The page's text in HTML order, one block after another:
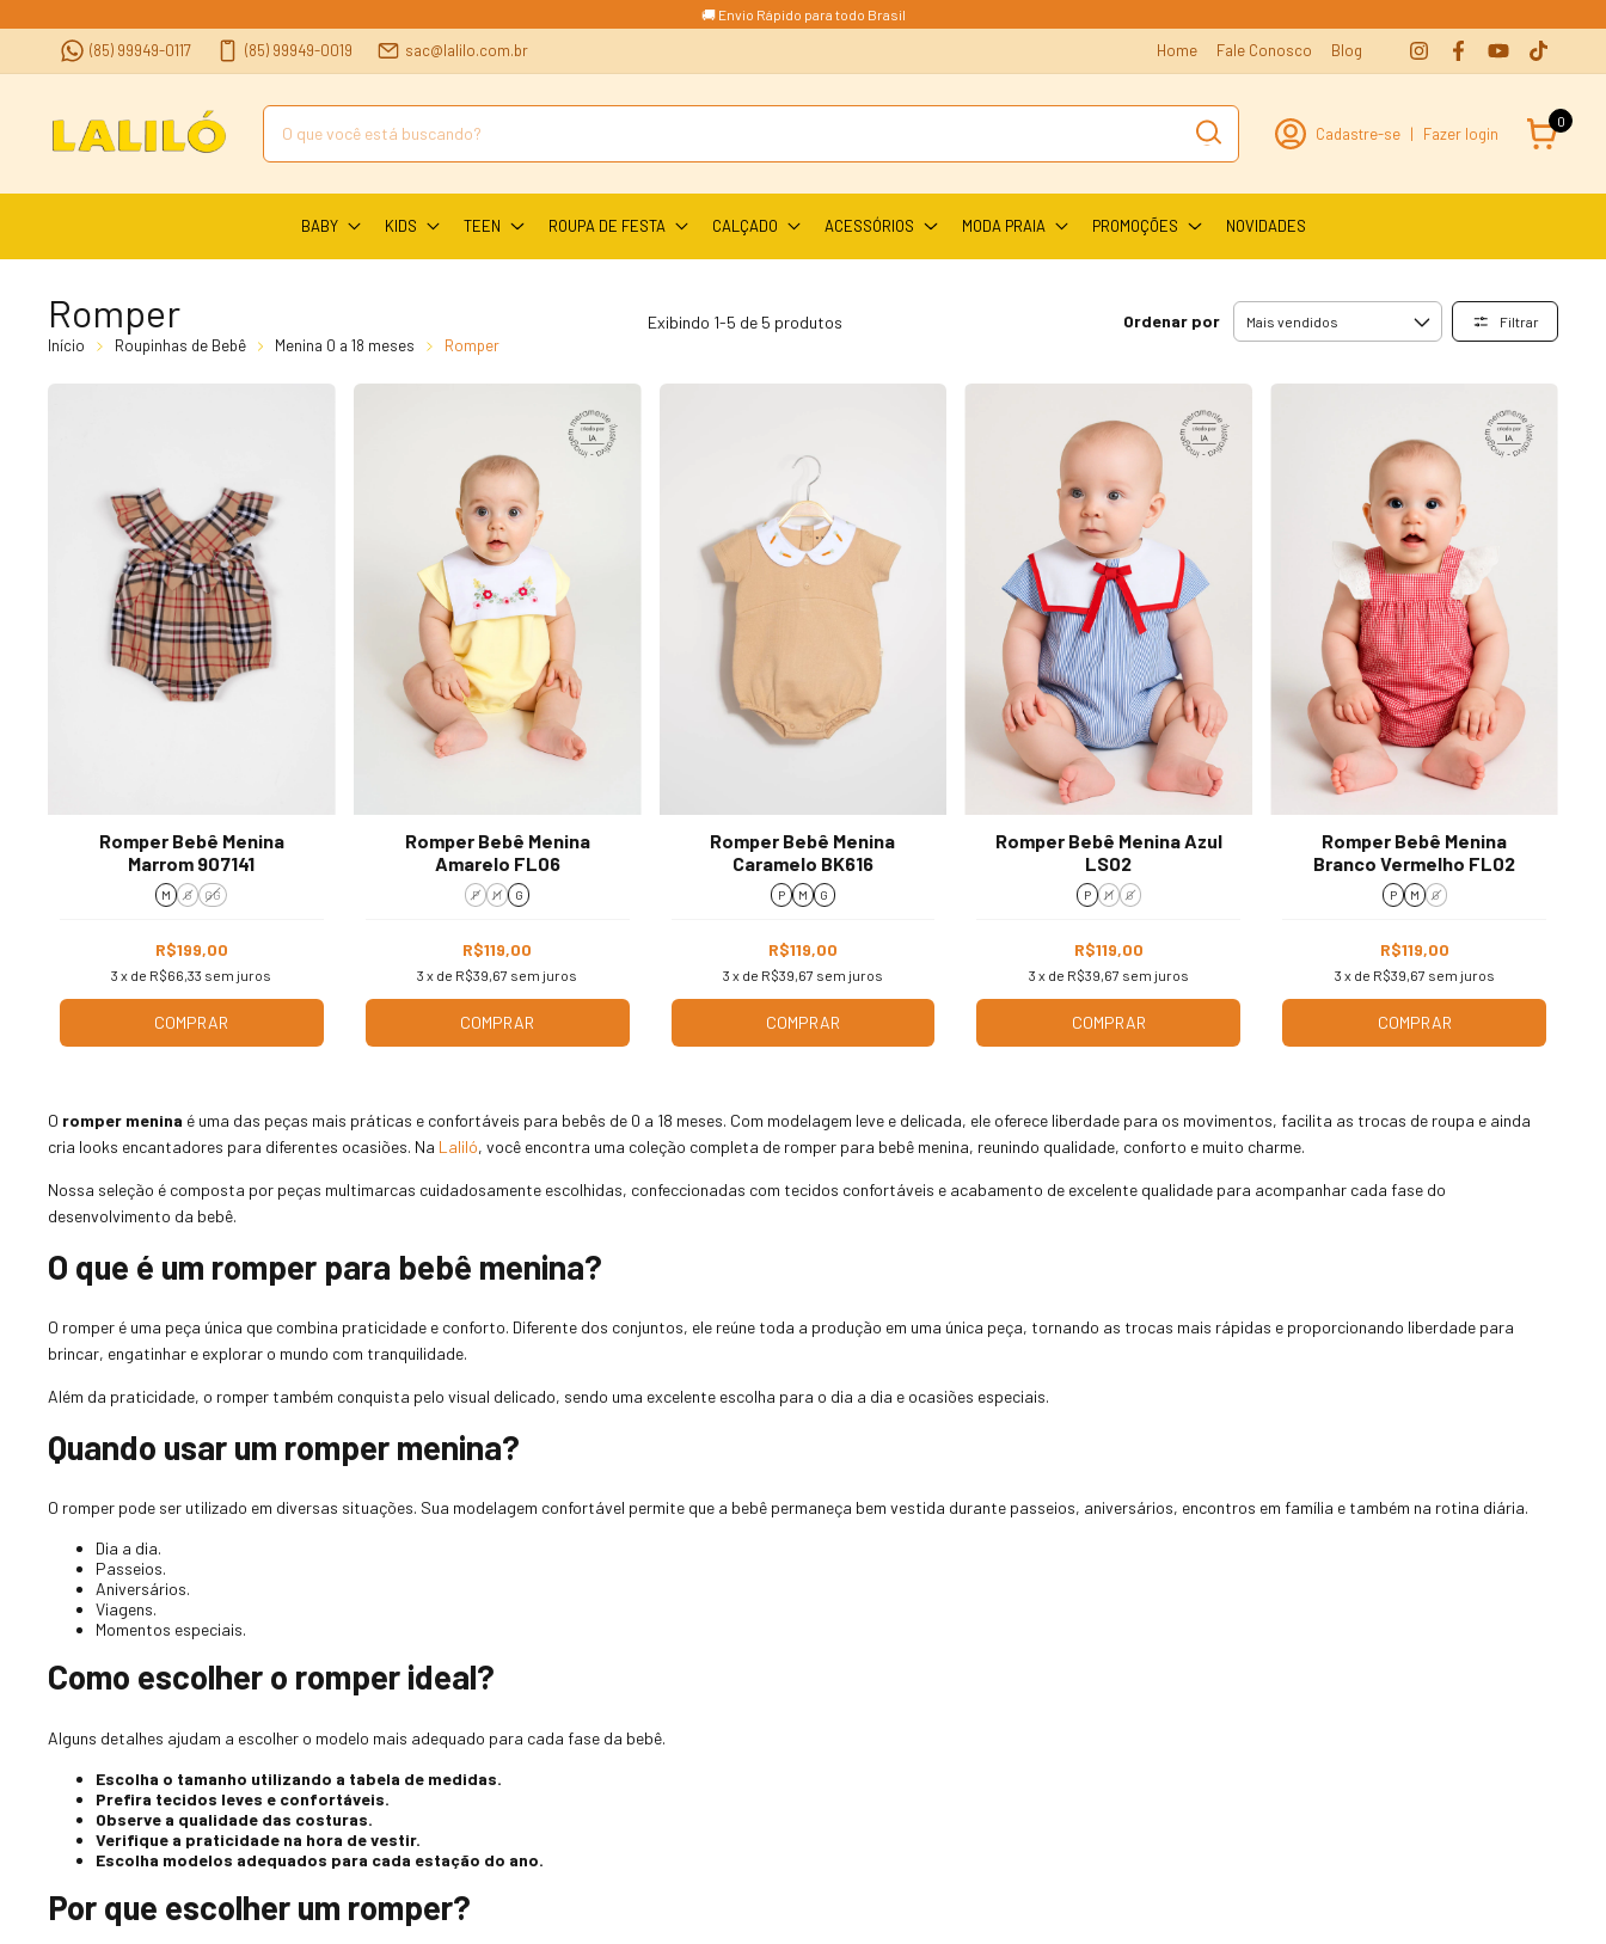
🚚 Envio Rápido para todo Brasil
(85) 99949-0117 (85) 99949-0019 sac@lalilo.com.br Home Fale Conosco Blog
Cadastre-se | Fazer login
0
BABY KIDS TEEN ROUPA DE FESTA CALÇADO ACESSÓRIOS MODA PRAIA PROMOÇÕES NOVIDADES
Romper
Início Roupinhas de Bebê Menina 0 a 18 meses Romper
Exibindo 1-5 de 5 produtos Ordenar por Filtrar
Romper Bebê Menina
Marrom 907141
M G GG
R$199,00
3 x de R$66,33 sem juros
COMPRAR
Romper Bebê Menina
Amarelo FL06
P M G
R$119,00
3 x de R$39,67 sem juros
COMPRAR
Romper Bebê Menina
Caramelo BK616
P M G
R$119,00
3 x de R$39,67 sem juros
COMPRAR
Romper Bebê Menina Azul
LS02
P M G
R$119,00
3 x de R$39,67 sem juros
COMPRAR
Romper Bebê Menina
Branco Vermelho FL02
P M G
R$119,00
3 x de R$39,67 sem juros
COMPRAR
O romper menina é uma das peças mais práticas e confortáveis para bebês de 0 a 18 meses. Com modelagem leve e delicada, ele oferece liberdade para os movimentos, facilita as trocas de roupa e ainda
cria looks encantadores para diferentes ocasiões. Na Laliló, você encontra uma coleção completa de romper para bebê menina, reunindo qualidade, conforto e muito charme.
Nossa seleção é composta por peças multimarcas cuidadosamente escolhidas, confeccionadas com tecidos confortáveis e acabamento de excelente qualidade para acompanhar cada fase do
desenvolvimento da bebê.
O que é um romper para bebê menina?
O romper é uma peça única que combina praticidade e conforto. Diferente dos conjuntos, ele reúne toda a produção em uma única peça, tornando as trocas mais rápidas e proporcionando liberdade para
brincar, engatinhar e explorar o mundo com tranquilidade.
Além da praticidade, o romper também conquista pelo visual delicado, sendo uma excelente escolha para o dia a dia e ocasiões especiais.
Quando usar um romper menina?
O romper pode ser utilizado em diversas situações. Sua modelagem confortável permite que a bebê permaneça bem vestida durante passeios, aniversários, encontros em família e também na rotina diária.
Dia a dia.
Passeios.
Aniversários.
Viagens.
Momentos especiais.
Como escolher o romper ideal?
Alguns detalhes ajudam a escolher o modelo mais adequado para cada fase da bebê.
Escolha o tamanho utilizando a tabela de medidas.
Prefira tecidos leves e confortáveis.
Observe a qualidade das costuras.
Verifique a praticidade na hora de vestir.
Escolha modelos adequados para cada estação do ano.
Por que escolher um romper?